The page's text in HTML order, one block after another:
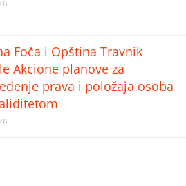
Foča i Opština Travnik
Akcione planove za
prava i položaja osoba